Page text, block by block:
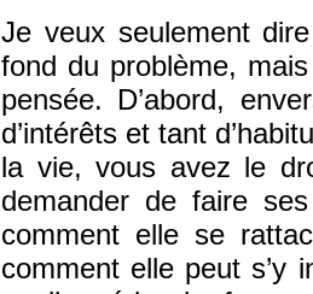
Je veux seulement
fond du problème,
pensée. D’abord,
d’intérêts et tant
la vie, vous avez le
demander de faire ses
comment elle se
comment elle peut s’y